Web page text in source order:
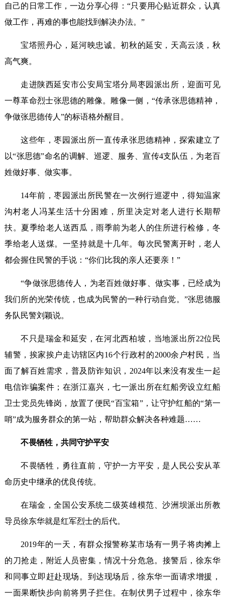
自己的日常工作，一边分享心得：“只要用心贴近群众，认真
做工作，再难的事也能找到解决办法。”
宝塔照丹心，延河映忠诚。初秋的延安，天高云淡，秋
高气爽。
走进陕西延安市公安局宝塔分局枣园派出所，迎面可见
一尊革命烈士张思德的雕像。雕像一侧，“传承张思德精神，
争做张思德传人”的标语格外醒目。
这些年，枣园派出所一直传承张思德精神，探索建立了
以“张思德”命名的调解、巡逻、服务、宣传4支队伍，为老百
姓做好事、做实事。
14年前，枣园派出所民警在一次例行巡逻中，得知温家
沟村老人冯某生活十分困难，所里决定对老人进行长期帮
扶。夏季给老人送西瓜，雨季前为老人的住所进行检修，冬
季给老人送煤。一坚持就是十几年。每次民警离开时，老人
都会握住民警的手说：“你们比我的亲人还要亲！”
“争做张思德传人，为老百姓做好事、做实事，已经成为
我们所的光荣传统，也成为民警的一种行动自觉。”张思德服
务队民警刘颖说。
不只是瑞金和延安，在河北西柏坡，当地派出所22位民
辅警，挨家挨户走访辖区内16个行政村的2000余户村民，当
面了解百姓需求，普及防诈知识，2024年以来没有发生一起
电信诈骗案件；在浙江嘉兴，七一派出所在红船旁设立红船
卫士党员先锋岗，放置了便民“百宝箱”，让守护红船的“第一
哨”成为服务群众的第一站，帮助群众解决各种难题……
不畏牺牲，共同守护平安
不畏牺牲，勇往直前，守护一方平安，是人民公安从革
命历史中继承的优良传统。
在瑞金，全国公安系统二级英雄模范、沙洲坝派出所教
导员徐东华就是红军烈士的后代。
2019年的一天，有群众报警称某市场有一男子将肉摊上
的刀抢走，附近人员密集，情况十分危急。接警后，徐东华
和同事立即赶赴现场。到达现场后，徐东华一面请求增援，
一面果断快步向前将男子拦住。在制伏男子过程中，徐东华